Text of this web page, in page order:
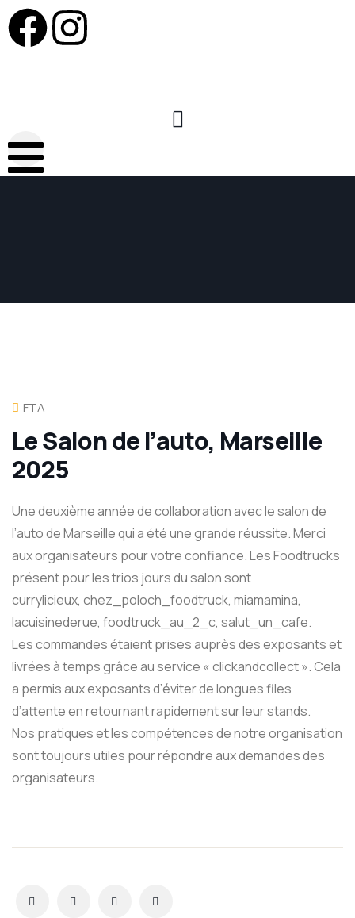
FTA
Le Salon de l’auto, Marseille
2025
Une deuxième année de collaboration avec le salon de
l’auto de Marseille qui a été une grande réussite. Merci
aux organisateurs pour votre confiance. Les Foodtrucks
présent pour les trios jours du salon sont
currylicieux, chez_poloch_foodtruck, miamamina,
lacuisinederue, foodtruck_au_2_c, salut_un_cafe.
Les commandes étaient prises auprès des exposants et
livrées à temps grâce au service « clickandcollect ». Cela
a permis aux exposants d’éviter de longues files
d’attente en retournant rapidement sur leur stands.
Nos pratiques et les compétences de notre organisation
sont toujours utiles pour répondre aux demandes des
organisateurs.